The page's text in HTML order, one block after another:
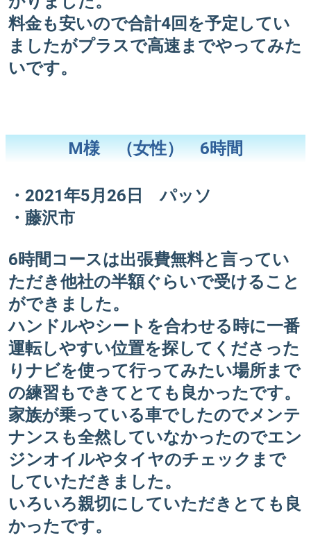
料金も安いので合計4回を予定してい
ましたがプラスで高速までやってみた
いです。
M様 （女性） 6時間
・2021年5月26日 パッソ
・藤沢市
6時間コースは出張費無料と言ってい
ただき他社の半額ぐらいで受けること
ができました。
ハンドルやシートを合わせる時に一番
運転しやすい位置を探してくださった
りナビを使って行ってみたい場所まで
の練習もできてとても良かったです。
家族が乗っている車でしたのでメンテ
ナンスも全然していなかったのでエン
ジンオイルやタイヤのチェックまで
していただきました。
いろいろ親切にしていただきとても良
かったです。